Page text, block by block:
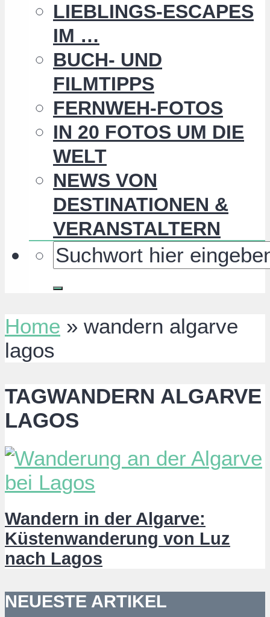
LIEBLINGS-ESCAPES
IM …
BUCH- UND
FILMTIPPS
FERNWEH-FOTOS
IN 20 FOTOS UM DIE
WELT
NEWS VON
DESTINATIONEN &
VERANSTALTERN
Home » wandern algarve
lagos
TAGWANDERN ALGARVE
LAGOS
Wandern in der Algarve:
Küstenwanderung von Luz
nach Lagos
NEUESTE ARTIKEL